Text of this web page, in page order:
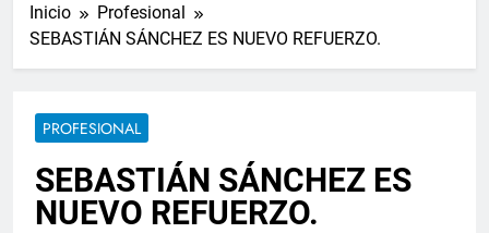
Inicio
Profesional
SEBASTIÁN SÁNCHEZ ES NUEVO REFUERZO.
PROFESIONAL
SEBASTIÁN SÁNCHEZ ES
NUEVO REFUERZO.